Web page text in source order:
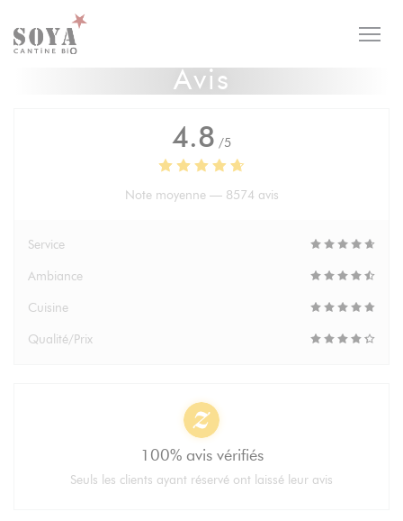
Personnalisation de vos choix en matière de cookies
Avis
4.8 /5
Note moyenne — 8574 avis
Service
Ambiance
Cuisine
Qualité/Prix
100% avis vérifiés
Seuls les clients ayant réservé ont laissé leur avis